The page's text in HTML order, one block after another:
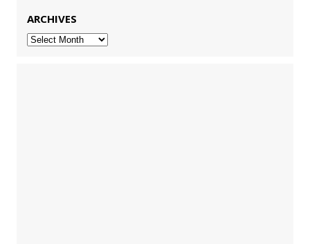
ARCHIVES
Archives